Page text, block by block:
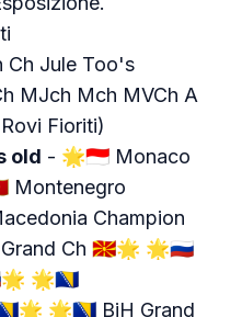
Ch Jule Too's
MJch Mch MVCh A
Fioriti)
old - 🌟🇮🇩 Monaco
Montenegro
Champion
Ch 🇲🇰🌟 🌟🇷🇺
🌟🇧🇦
🌟🇧🇦 BiH Grand